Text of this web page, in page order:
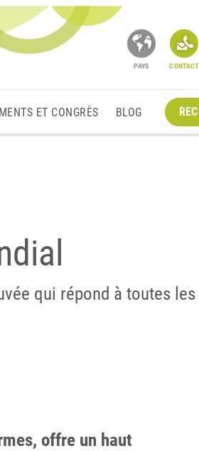
PAYS CONTACT
ET CONGRÈS BLOG
qui répond à toutes les
offre un haut